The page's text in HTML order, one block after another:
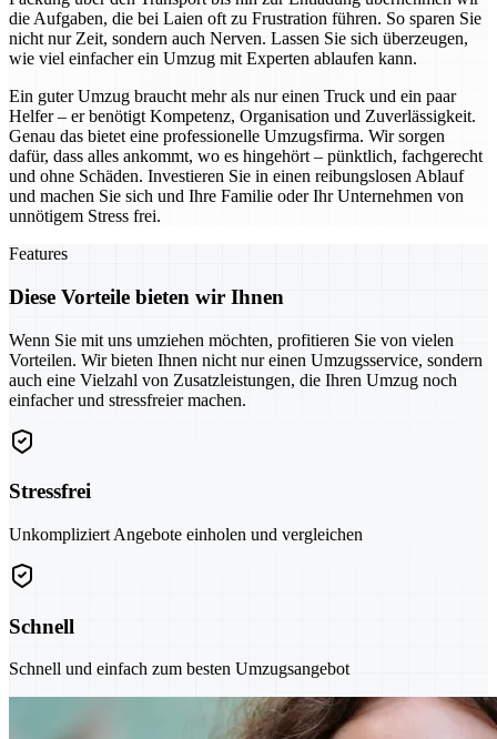
die Aufgaben, die bei Laien oft zu Frustration führen. So sparen Sie
nicht nur Zeit, sondern auch Nerven. Lassen Sie sich überzeugen,
wie viel einfacher ein Umzug mit Experten ablaufen kann.
Ein guter Umzug braucht mehr als nur einen Truck und ein paar
Helfer – er benötigt Kompetenz, Organisation und Zuverlässigkeit.
Genau das bietet eine professionelle Umzugsfirma. Wir sorgen
dafür, dass alles ankommt, wo es hingehört – pünktlich, fachgerecht
und ohne Schäden. Investieren Sie in einen reibungslosen Ablauf
und machen Sie sich und Ihre Familie oder Ihr Unternehmen von
unnötigem Stress frei.
Features
Diese Vorteile bieten wir Ihnen
Wenn Sie mit uns umziehen möchten, profitieren Sie von vielen
Vorteilen. Wir bieten Ihnen nicht nur einen Umzugsservice, sondern
auch eine Vielzahl von Zusatzleistungen, die Ihren Umzug noch
einfacher und stressfreier machen.
Stressfrei
Unkompliziert Angebote einholen und vergleichen
Schnell
Schnell und einfach zum besten Umzugsangebot